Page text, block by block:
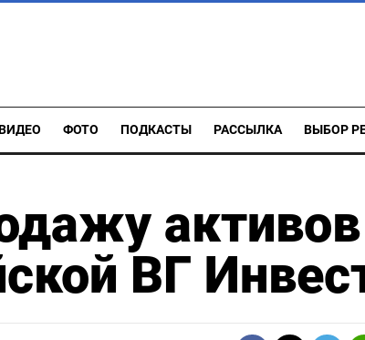
ФОТО ПОДКАСТЫ РАССЫЛКА ВЫБОР
активов
ВГ